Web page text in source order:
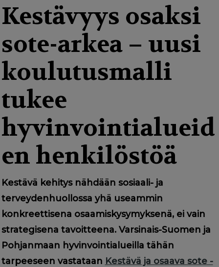
a
v
i
g
a
o
n
Kestävyys osaksi
sote-arkea – uusi
koulutusmalli
tukee
hyvinvointialueid
en henkilöstöä
Kestävä kehitys nähdään sosiaali- ja
terveydenhuollossa yhä useammin
konkreettisena osaamiskysymyksenä, ei vain
strategisena tavoitteena. Varsinais-Suomen ja
Pohjanmaan hyvinvointialueilla tähän
tarpeeseen vastataan Kestävä ja osaava sote -